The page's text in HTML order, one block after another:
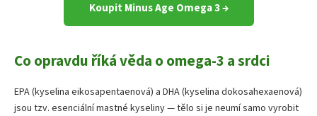
Koupit Minus Age Omega 3 →
Co opravdu říká věda o omega-3 a srdci
EPA (kyselina eikosapentaenová) a DHA (kyselina dokosahexaenová)
jsou tzv. esenciální mastné kyseliny — tělo si je neumí samo vyrobit